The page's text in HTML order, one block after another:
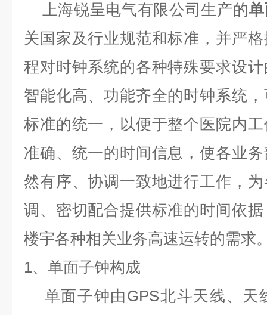
上海锐呈电气有限公司生产的
关国家及行业规范和标准，并严
程对时钟系统的各种特殊要求设
智能化高、功能齐全的时钟系统
标准的统一，以便于整个医院内
准确、统一的时间信息，使各业
然有序、协调一致地进行工作，
调、密切配合提供标准的时间依
楼宇各种相关业务高速运转的需求
1、单面子钟构成
单面子钟由GPS北斗天线、天